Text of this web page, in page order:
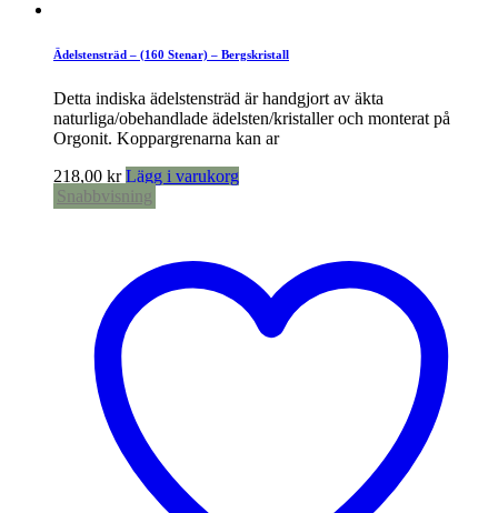
Ädelstensträd – (160 Stenar) – Bergskristall
Detta indiska ädelstensträd är handgjort av äkta
naturliga/obehandlade ädelsten/kristaller och monterat på
Orgonit. Koppargrenarna kan ar
218,00 kr Lägg i varukorg
Snabbvisning